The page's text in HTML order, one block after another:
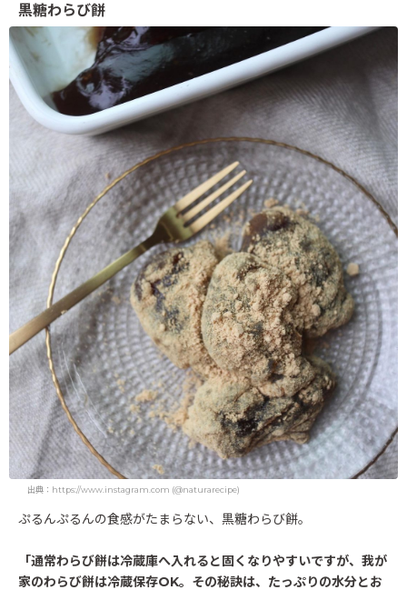
黒糖わらび餅
出典：https://www.instagram.com (@naturarecipe)
ぷるんぷるんの食感がたまらない、黒糖わらび餅。
「通常わらび餅は冷蔵庫へ入れると固くなりやすいですが、我が
家のわらび餅は冷蔵保存OK。その秘訣は、たっぷりの水分とお